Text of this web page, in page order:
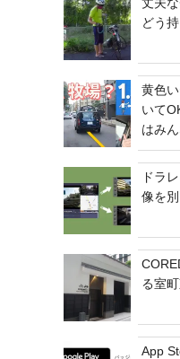
どう
黄色
いて
はみ
ドラ
像を
る室
App